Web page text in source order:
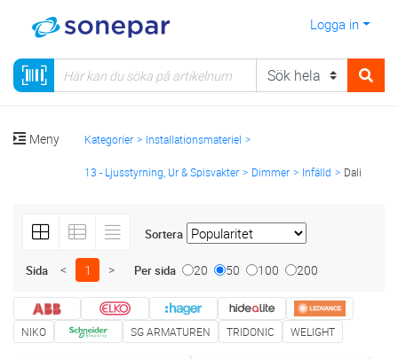
Logga in
Meny Kategorier Installationsmateriel
13 - Ljusstyrning, Ur & Spisvakter Dimmer Infälld Dali
Sortera
Sida < 1 > Per sida 20 50 100 200
NIKO SG ARMATUREN TRIDONIC WELIGHT